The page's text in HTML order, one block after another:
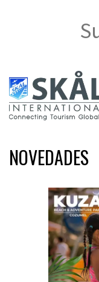
NOVEDADES